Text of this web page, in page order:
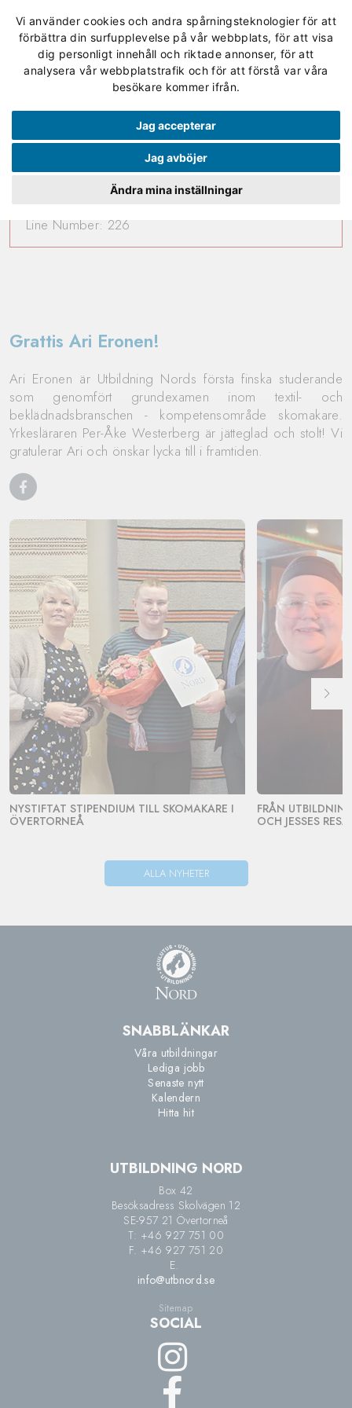
Vi använder cookies och andra spårningsteknologier för att
förbättra din surfupplevelse på vår webbplats, för att visa
dig personligt innehåll och riktade annonser, för att
analysera vår webbplatstrafik och för att förstå var våra
besökare kommer ifrån.
Jag accepterar
Jag avböjer
Ändra mina inställningar
A PHP Error was encountered
Severity: 8192
Message: preg_replace(): Passing null to parameter #3
($subject) of type array|string is deprecated
Filename: controllers/news_frontend.php
Line Number: 226
Grattis Ari Eronen!
Ari Eronen är Utbildning Nords första finska studerande
som genomfört grundexamen inom textil- och
beklädnadsbranschen - kompetensområde skomakare.
Yrkesläraren Per-Åke Westerberg är jätteglad och stolt! Vi
gratulerar Ari och önskar lycka till i framtiden.
NYSTIFTAT STIPENDIUM TILL SKOMAKARE I
ÖVERTORNEÅ
FRÅN
OCH JESSES RESA.
ALLA NYHETER
SNABBLÄNKAR
Våra utbildningar
Lediga jobb
Senaste nytt
Kalendern
Hitta hit
UTBILDNING NORD
Box 42
Besöksadress Skolvägen 12
SE-957 21 Övertorneå
T: +46 927 751 00
F. +46 927 751 20
E.
info@utbnord.se
Sitemap
SOCIAL